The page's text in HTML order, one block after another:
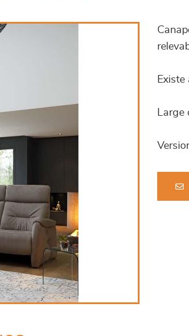
Existe
Large